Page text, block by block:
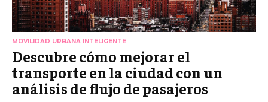
MOVILIDAD URBANA INTELIGENTE
Descubre cómo mejorar el
transporte en la ciudad con un
análisis de flujo de pasajeros